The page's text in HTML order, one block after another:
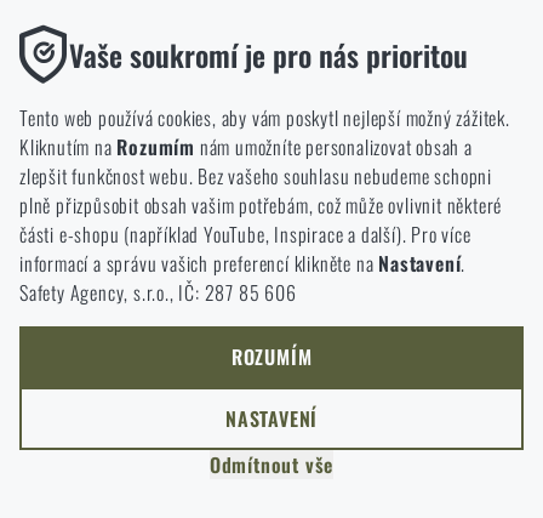
ZŮSTANU TADY
PŘEJÍT DO KOŠÍKU
ROZUMÍM, POKRAČOVAT
I WILL STAY HERE
GO TO RIGAD.COM
Vaše soukromí je pro nás prioritou
Tento web používá cookies, aby vám poskytl nejlepší možný zážitek.
Kliknutím na Rozumím nám umožníte personalizovat obsah a
zlepšit funkčnost webu. Bez vašeho souhlasu nebudeme schopni
plně přizpůsobit obsah vašim potřebám, což může ovlivnit některé
části e-shopu (například YouTube, Inspirace a další). Pro více
informací a správu vašich preferencí klikněte na Nastavení.
Safety Agency, s.r.o., IČ: 287 85 606
Funkční
Bez nich by náš web vůbec nefungoval. U těchto cookies není
možné zakázat jejich ukládání.
Analytické
Do těchto cookies se anonymně ukládá, jakým způsobem
procházíte a používáte náš web. Pomáhají nám lépe chápat, co
se našim zákazníkům líbí a kterým směrem se máme ubírat.
Marketingové
Tyto cookies nám pomáhají optimalizovat reklamu směřující na
náš e-shop, aby byla co nejvíce efektivní a náš obchod se mohl
neustále rozvíjet a zlepšovat.
Díky těmto cookies dokážeme reklamu personalizovat a nabízet
ROZUMÍM
NASTAVENÍ
Odmítnout vše